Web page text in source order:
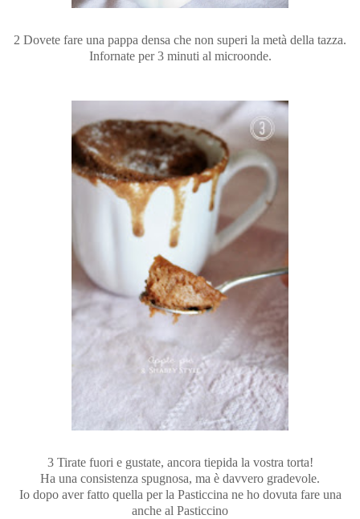
2 Dovete fare una pappa densa che non superi la metà della tazza.
Infornate per 3 minuti al microonde.
3 Tirate fuori e gustate, ancora tiepida la vostra torta!
Ha una consistenza spugnosa, ma è davvero gradevole.
Io dopo aver fatto quella per la Pasticcina ne ho dovuta fare una
anche al Pasticcino